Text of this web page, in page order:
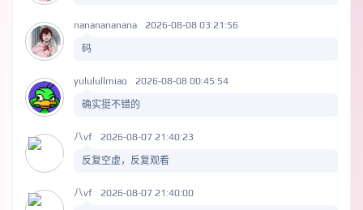
nananananana 2026-08-08 03:21:56
码
yululullmiao 2026-08-08 00:45:54
确实挺不错的
八vf 2026-08-07 21:40:23
反复空虚，反复观看
八vf 2026-08-07 21:40:00